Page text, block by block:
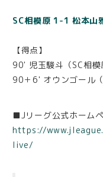
SC相模原 1-1 松本山
【得点】
90' 児玉駿斗（SC相模
90＋6' オウンゴール（
■Jリーグ公式ホーム
https://
live/